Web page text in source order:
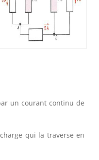
un courant continu de
qui la traverse en